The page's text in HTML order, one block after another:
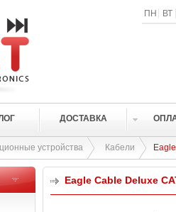
ПН ВТ
ДОСТАВКА
устройства Кабели
Eagle Cable Deluxe